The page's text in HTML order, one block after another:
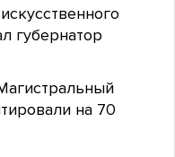
губернатор
на 70